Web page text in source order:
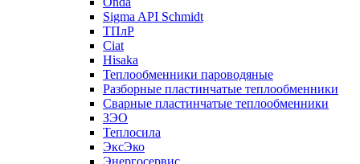
Sigma API Schmidt
ТПлР
Ciat
Hisaka
Теплообменники пароводяные
Разборные пластинчатые теплообменники
Сварные пластинчатые теплообменники
ЗЭО
Теплосила
ЭксЭко
Энергосервис